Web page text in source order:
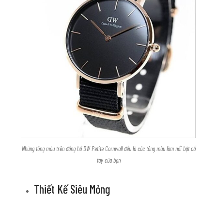
Những tông màu trên đồng hồ DW Petite Cornwall đều là các tông màu làm nổi bật cổ
tay của bạn
Thiết Kế Siêu Mỏng